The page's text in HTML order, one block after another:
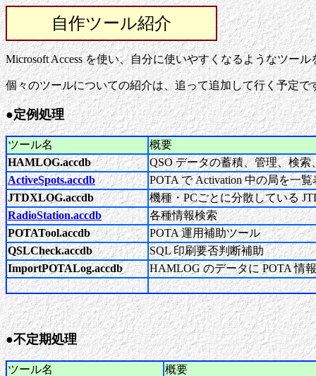
自作ツール紹介
Microsoft Access を使い、自分に使いやすくなるようなツー
個々のツールについての紹介は、追って追加して行く予定で
●定例処理
ツール名
概要
HAMLOG.accdb
QSO データの蓄積、管理、検
ActiveSpots.accdb
POTA で Activation 中の局を一覧
JTDXLOG.accdb
機種・PCごとに分散している
RadioStation.accdb
各種情報検索
POTATool.accdb
POTA 運用補助ツール
QSLCheck.accdb
SQL 印刷要否判断補助
ImportPOTALog.accdb
HAMLOG のデータに POTA 情
●不定期処理
ツール名
概要